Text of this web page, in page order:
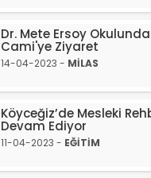
Dr. Mete Ersoy
Cami'ye Ziyaret
14-04-2023 - MİLAS
Köyceğiz’de Mesleki
Devam Ediyor
11-04-2023 - EĞİTİM